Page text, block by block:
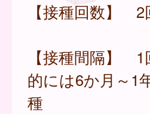
【接種回数】 2
【接種間隔】
的には6か月～1
種